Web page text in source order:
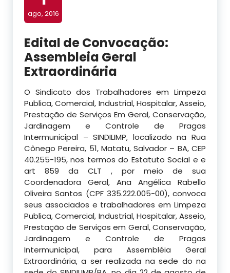
ago, 2016
Edital de Convocação:
Assembleia Geral
Extraordinária
O Sindicato dos Trabalhadores em Limpeza
Publica, Comercial, Industrial, Hospitalar, Asseio,
Prestação de Serviços Em Geral, Conservação,
Jardinagem e Controle de Pragas
Intermunicipal – SINDILIMP, localizado na Rua
Cônego Pereira, 51, Matatu, Salvador – BA, CEP
40.255-195, nos termos do Estatuto Social e e
art 859 da CLT , por meio de sua
Coordenadora Geral, Ana Angélica Rabello
Oliveira Santos (CPF 335.222.005-00), convoca
seus associados e trabalhadores em Limpeza
Publica, Comercial, Industrial, Hospitalar, Asseio,
Prestação de Serviços em Geral, Conservação,
Jardinagem e Controle de Pragas
Intermunicipal, para Assembléia Geral
Extraordinária, a ser realizada na sede do na